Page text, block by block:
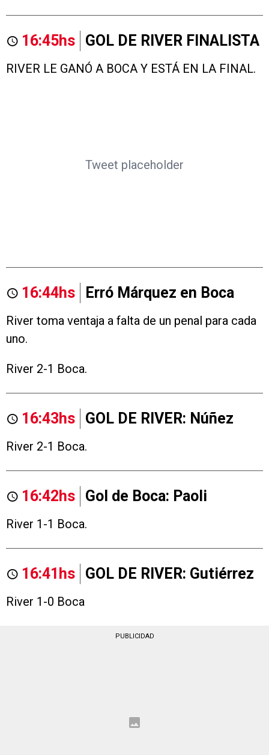
16:45hs GOL DE RIVER FINALISTA
RIVER LE GANÓ A BOCA Y ESTÁ EN LA FINAL.
Tweet placeholder
16:44hs Erró Márquez en Boca
River toma ventaja a falta de un penal para cada
uno.
River 2-1 Boca.
16:43hs GOL DE RIVER: Núñez
River 2-1 Boca.
16:42hs Gol de Boca: Paoli
River 1-1 Boca.
16:41hs GOL DE RIVER: Gutiérrez
River 1-0 Boca
PUBLICIDAD